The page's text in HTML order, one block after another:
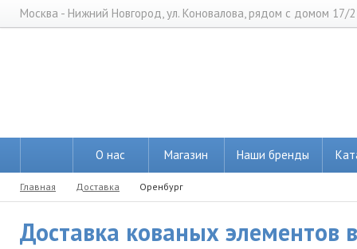
Москва - Нижний Новгород, ул. Коновалова, рядом с домом 17/2
О нас Магазин Наши бренды
Главная Доставка Оренбург
Доставка кованых элементов